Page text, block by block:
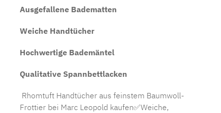
Ausgefallene Badematten
Weiche Handtücher
Hochwertige Bademäntel
Qualitative Spannbettlacken
Rhomtuft Handtücher aus feinstem Baumwoll-
Frottier bei Marc Leopold kaufen✅Weiche,